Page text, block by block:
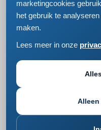
Bezoek- en
Einsteinweg 61
2333 CC Leiden
+31 (0)71 5681168
Privacy- en
Responsible disclosure
marketingcookies
het gebruik te
maken.
Lees meer in onze
Jouw